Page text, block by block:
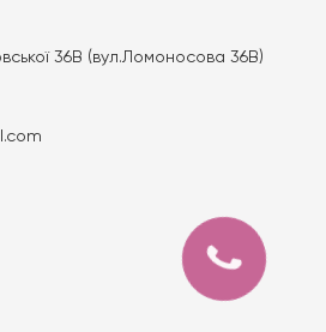
36В (вул.Ломоносова 36В)